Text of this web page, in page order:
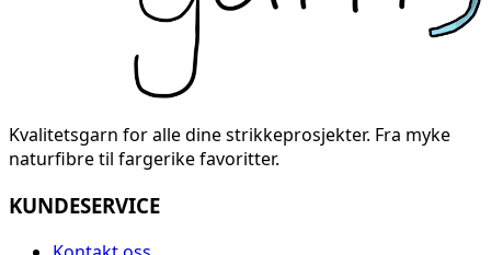
Kvalitetsgarn for alle dine strikkeprosjekter. Fra myke
naturfibre til fargerike favoritter.
KUNDESERVICE